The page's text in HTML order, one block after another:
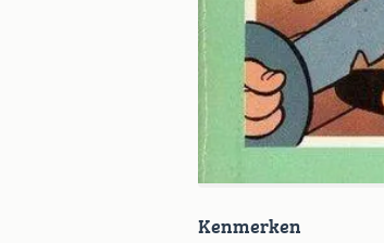
Kenmerken